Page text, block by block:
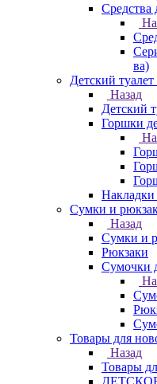
Средства
ва)
Детский туалет
Назад
Детский
Горшки
Накладки
Сумки и
Назад
Сумки и
Рюкзаки
Сумочки
Товары для
Назад
Товары